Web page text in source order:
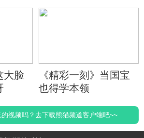
大脸
《精彩一刻》当国宝
也得学本领
视频吗？去下载熊猫频道客户端吧~~